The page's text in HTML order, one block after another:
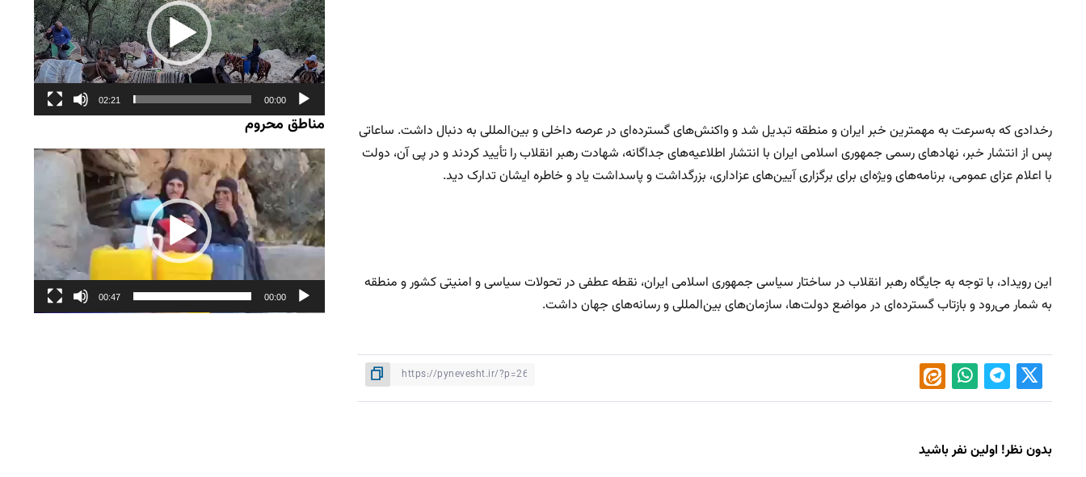
رخدادی که به‌سرعت به مهمترین خبر ایران و منطقه تبدیل شد و واکنش‌های گسترده‌ای در عرصه داخلی و بین‌المللی به دنبال داشت. ساعاتی
پس از انتشار خبر، نهادهای رسمی جمهوری اسلامی ایران با انتشار اطلاعیه‌های جداگانه، شهادت رهبر انقلاب را تأیید کردند و در پی آن، دولت
با اعلام عزای عمومی، برنامه‌های ویژه‌ای برای برگزاری آیین‌های عزاداری، بزرگداشت و پاسداشت یاد و خاطره ایشان تدارک دید.
این رویداد، با توجه به جایگاه رهبر انقلاب در ساختار سیاسی جمهوری اسلامی ایران، نقطه عطفی در تحولات سیاسی و امنیتی کشور و منطقه
به شمار می‌رود و بازتاب گسترده‌ای در مواضع دولت‌ها، سازمان‌های بین‌المللی و رسانه‌های جهان داشت.
بدون نظر! اولین نفر باشید
00:00
02:21
مناطق محروم
نمایشگر
ویدیو
00:00
00:47